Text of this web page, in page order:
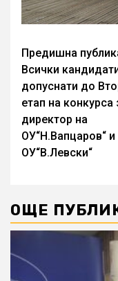
Continue
Reading
Предишна
Всички
допуснати до
етап на конкурса
директор на
ОУ“Н.Вапцаров“ и
ОУ“В.Левски“
ОЩЕ